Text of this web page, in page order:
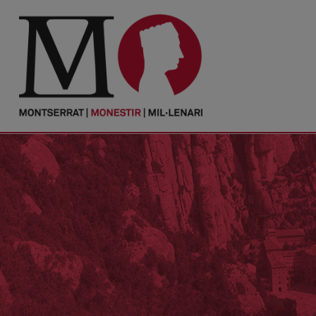
PORTADA
Monestir
Cultura
Actualitat
Fundació
Visita'ns
Ofrenes
Reserves